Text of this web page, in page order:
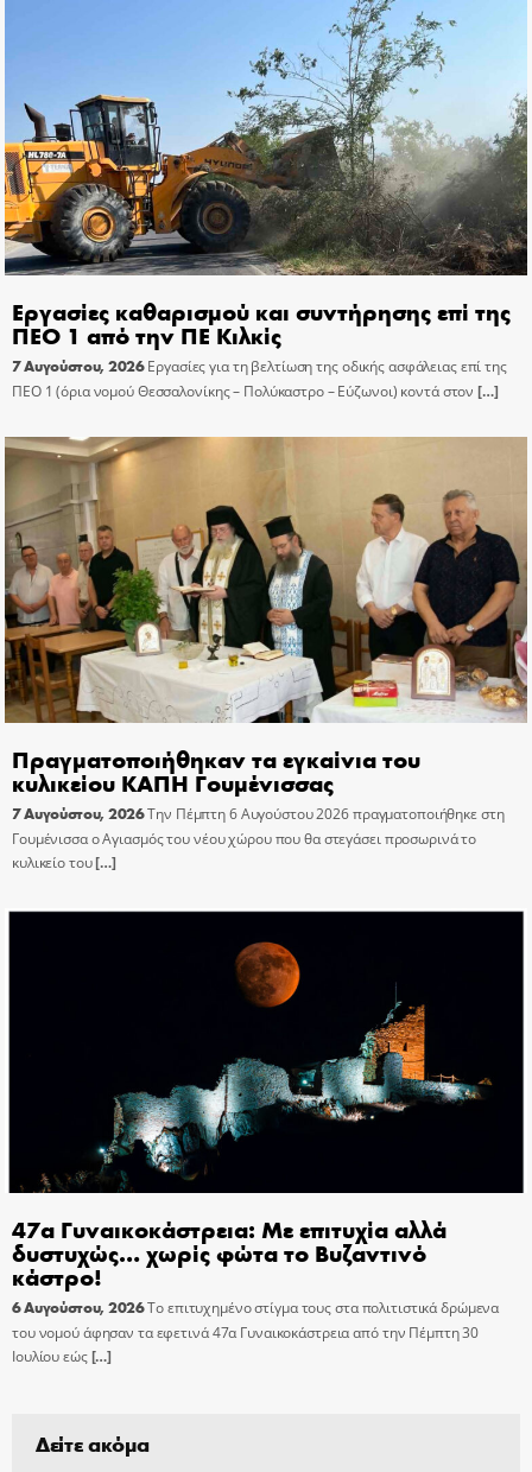
Εργασίες καθαρισμού και συντήρησης επί της
ΠΕΟ 1 από την ΠΕ Κιλκίς
7 Αυγούστου, 2026 Εργασίες για τη βελτίωση της οδικής ασφάλειας επί της
ΠΕΟ 1 (όρια νομού Θεσσαλονίκης – Πολύκαστρο – Εύζωνοι) κοντά στον […]
Πραγματοποιήθηκαν τα εγκαίνια του
κυλικείου ΚΑΠΗ Γουμένισσας
7 Αυγούστου, 2026Την Πέμπτη 6 Αυγούστου 2026 πραγματοποιήθηκε στη
Γουμένισσα ο Αγιασμός του νέου χώρου που θα στεγάσει προσωρινά το
κυλικείο του[…]
47α Γυναικοκάστρεια: Με επιτυχία αλλά
δυστυχώς… χωρίς φώτα το Βυζαντινό
κάστρο!
6 Αυγούστου, 2026Το επιτυχημένο στίγμα τους στα πολιτιστικά δρώμενα
του νομού άφησαν τα εφετινά 47α Γυναικοκάστρεια από την Πέμπτη 30
Ιουλίου εώς[…]
Δείτε ακόμα